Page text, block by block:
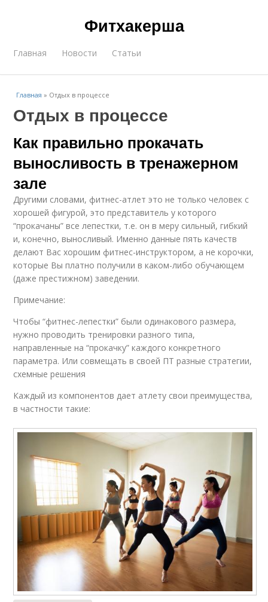
Фитхакерша
Главная Новости Статьи
Главная » Отдых в процессе
Отдых в процессе
Как правильно прокачать
выносливость в тренажерном
зале
Другими словами, фитнес-атлет это не только человек с
хорошей фигурой, это представитель у которого
“прокачаны” все лепестки, т.е. он в меру сильный, гибкий
и, конечно, выносливый. Именно данные пять качеств
делают Вас хорошим фитнес-инструктором, а не корочки,
которые Вы платно получили в каком-либо обучающем
(даже престижном) заведении.
Примечание:
Чтобы “фитнес-лепестки” были одинакового размера,
нужно проводить тренировки разного типа,
направленные на “прокачку” каждого конкретного
параметра. Или совмещать в своей ПТ разные стратегии,
схемные решения
Каждый из компонентов дает атлету свои преимущества,
в частности такие: